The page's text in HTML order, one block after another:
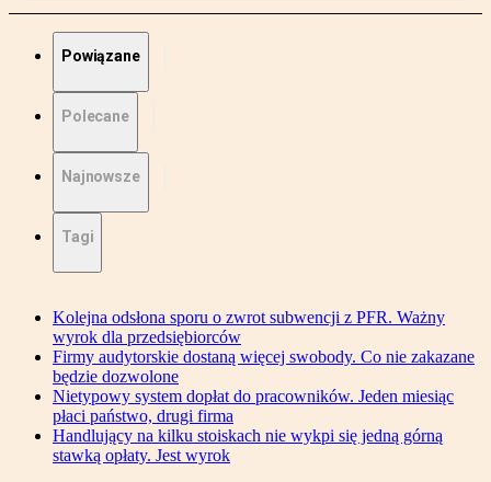
Powiązane
Polecane
Najnowsze
Tagi
Kolejna odsłona sporu o zwrot subwencji z PFR. Ważny
wyrok dla przedsiębiorców
Firmy audytorskie dostaną więcej swobody. Co nie zakazane
będzie dozwolone
Nietypowy system dopłat do pracowników. Jeden miesiąc
płaci państwo, drugi firma
Handlujący na kilku stoiskach nie wykpi się jedną górną
stawką opłaty. Jest wyrok